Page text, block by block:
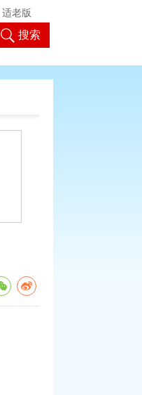
搜索
适老版